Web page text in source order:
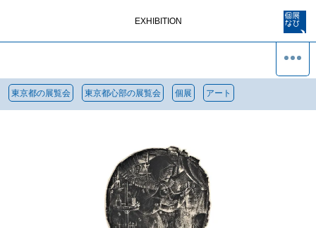
EXHIBITION
東京都の展覧会 東京都心部の展覧会 個展 アート